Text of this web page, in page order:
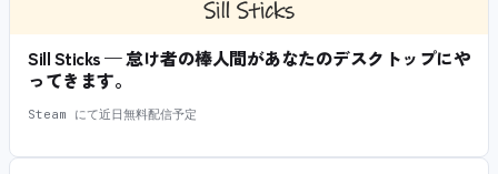
Sill Sticks — 怠け者の棒人間があなたのデスクトップにや
ってきます。
Steam にて近日無料配信予定